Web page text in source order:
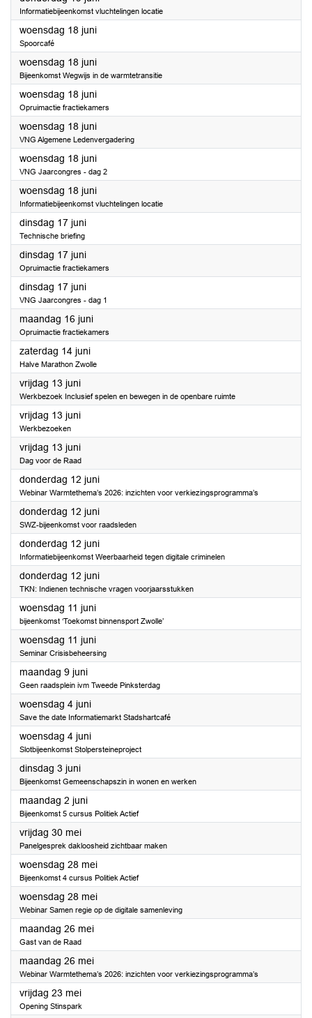
Informatiebijeenkomst vluchtelingen locatie
woensdag 18 juni2025
Spoorcafé
woensdag 18 juni2025
Bijeenkomst Wegwijs in de warmtetransitie
woensdag 18 juni2025
Opruimactie fractiekamers
woensdag 18 juni2025
VNG Algemene Ledenvergadering
woensdag 18 juni2025
VNG Jaarcongres - dag 2
woensdag 18 juni2025
Informatiebijeenkomst vluchtelingen locatie
dinsdag 17 juni2025
Technische briefing
dinsdag 17 juni2025
Opruimactie fractiekamers
dinsdag 17 juni2025
VNG Jaarcongres - dag 1
maandag 16 juni2025
Opruimactie fractiekamers
zaterdag 14 juni2025
Halve Marathon Zwolle
vrijdag 13 juni2025
Werkbezoek Inclusief spelen en bewegen in de openbare ruimte
vrijdag 13 juni2025
Werkbezoeken
vrijdag 13 juni2025
Dag voor de Raad
donderdag 12 juni2025
Webinar Warmtethema’s 2026: inzichten voor verkiezingsprogramma’s
donderdag 12 juni2025
SWZ-bijeenkomst voor raadsleden
donderdag 12 juni2025
Informatiebijeenkomst Weerbaarheid tegen digitale criminelen
donderdag 12 juni2025
TKN: Indienen technische vragen voorjaarsstukken
woensdag 11 juni2025
bijeenkomst ‘Toekomst binnensport Zwolle’
woensdag 11 juni2025
Seminar Crisisbeheersing
maandag 9 juni2025
Geen raadsplein ivm Tweede Pinksterdag
woensdag 4 juni2025
Save the date Informatiemarkt Stadshartcafé
woensdag 4 juni2025
Slotbijeenkomst Stolpersteineproject
dinsdag 3 juni2025
Bijeenkomst Gemeenschapszin in wonen en werken
maandag 2 juni2025
Bijeenkomst 5 cursus Politiek Actief
vrijdag 30 mei2025
Panelgesprek dakloosheid zichtbaar maken
woensdag 28 mei2025
Bijeenkomst 4 cursus Politiek Actief
woensdag 28 mei2025
Webinar Samen regie op de digitale samenleving
maandag 26 mei2025
Gast van de Raad
maandag 26 mei2025
Webinar Warmtethema’s 2026: inzichten voor verkiezingsprogramma’s
vrijdag 23 mei2025
Opening Stinspark